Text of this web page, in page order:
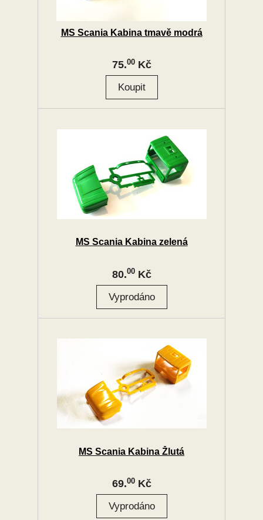
MS Scania Kabina tmavě modrá
75.00Kč
MS Scania Kabina zelená
80.00Kč
MS Scania Kabina Žlutá
69.00Kč